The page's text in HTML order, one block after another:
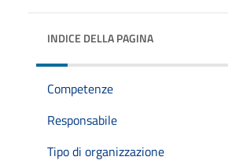
INDICE DELLA PAGINA
Competenze
Responsabile
Tipo di organizzazione